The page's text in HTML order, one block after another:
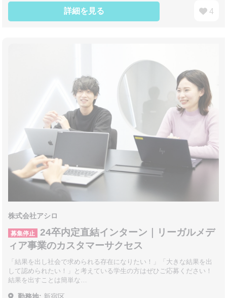
詳細を見る 4
株式会社アシロ
募集停止
24卒内定直結インターン｜リーガルメデ
ィア事業のカスタマーサクセス
「結果を出し社会で求められる存在になりたい！」「大きな結果を出
して認められたい！」と考えている学生の方はぜひご応募ください！
結果を出すことは簡単な…